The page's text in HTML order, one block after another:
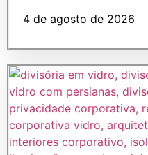
4 de agosto de 2026